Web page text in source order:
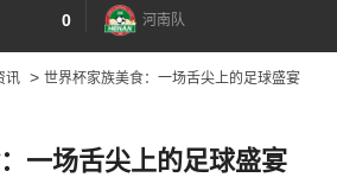
0 河南队
讯> 世界杯家族美食：一场舌尖上的足球盛宴
一场舌尖上的足球盛宴